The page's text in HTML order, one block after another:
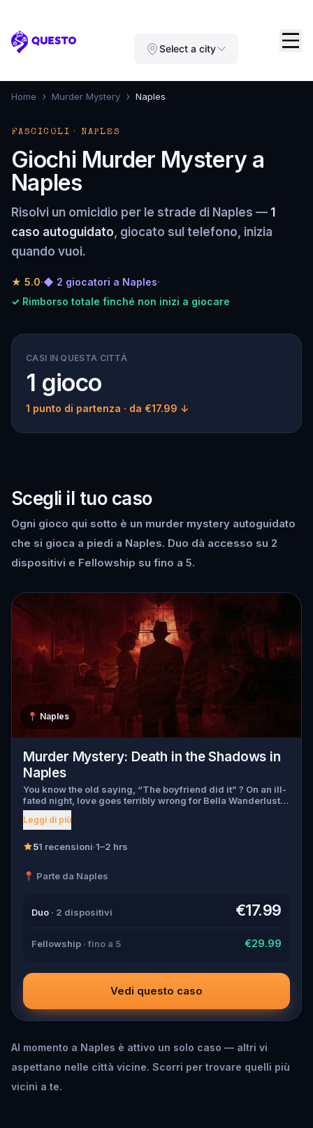
Questo Select a city
Home › Murder Mystery › Naples
FASCICOLI · NAPLES
Giochi Murder Mystery a
Naples
Risolvi un omicidio per le strade di Naples — 1
caso autoguidato, giocato sul telefono, inizia
quando vuoi.
★ 5.0·◆ 2 giocatori a Naples·
✓ Rimborso totale finché non inizi a giocare
CASI IN QUESTA CITTÀ
1 gioco
1 punto di partenza · da €17.99 ↓
Scegli il tuo caso
Ogni gioco qui sotto è un murder mystery autoguidato
che si gioca a piedi a Naples. Duo dà accesso su 2
dispositivi e Fellowship su fino a 5.
📍 Naples
Murder Mystery: Death in the Shadows in
Naples
You know the old saying, “The boyfriend did it” ? On an ill-
fated night, love goes terribly wrong for Bella Wanderlust
and Walter Bridges . Bella, a famous travel blogger, was
found dead during a ghost tour led by the theatrical Percy
Walter, the obsessed boyfriend? Percy, the ghost tour
suspects, and expose the real murderer before they strike
Leggi di più
51 recensioni·1–2 hrs
📍 Parte da Naples
Duo · 2 dispositivi €17.99
Fellowship · fino a 5 €29.99
Vedi questo caso
Al momento a Naples è attivo un solo caso — altri vi
aspettano nelle città vicine. Scorri per trovare quelli più
vicini a te.